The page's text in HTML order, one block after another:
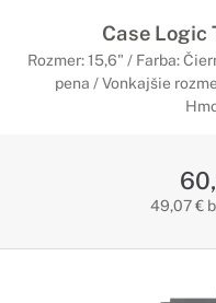
Case Logic
Rozmer: 15,6" / Farba:
pena / Vonkajšie
49,07 €